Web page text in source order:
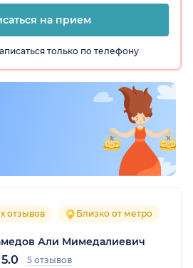
на прием
только по телефону
отзывов Близко от метро
Али Мимедалиевич
5.0 5 отзывов